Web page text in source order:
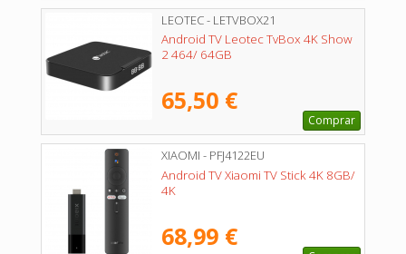
LEOTEC - LETVBOX21
Android TV Leotec TvBox 4K Show
2 464/ 64GB
65,50 €
Comprar
XIAOMI - PFJ4122EU
Android TV Xiaomi TV Stick 4K 8GB/
4K
68,99 €